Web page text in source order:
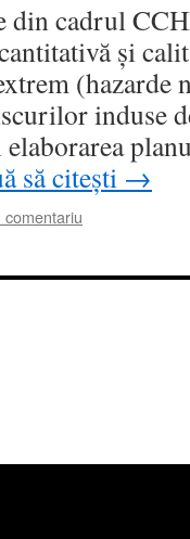
din cadrul
și
(hazarde
induse
să citești →
comentariu